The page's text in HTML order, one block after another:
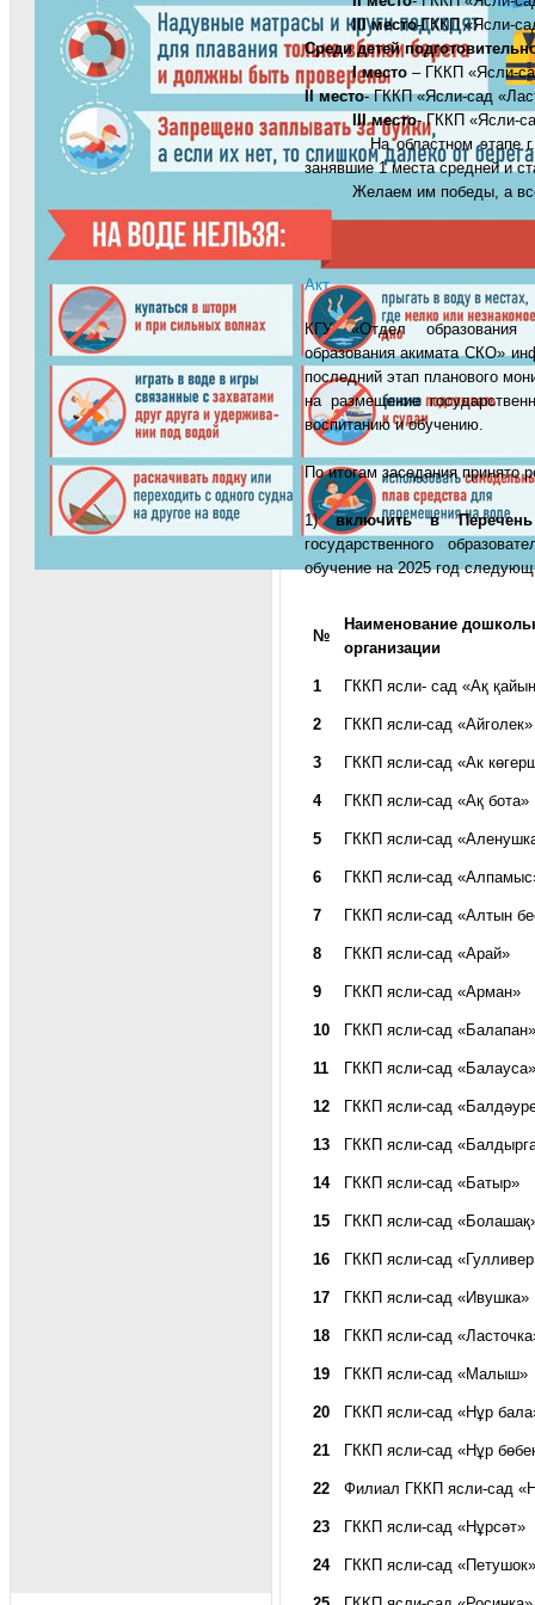
ІІІ место-ГККП «Ясли-
Среди детей
І место– ГККП «Ясли-
ІІ место- ГККП «Ясли-сад
ІІІ место- ГККП «Ясли-
На областном этапе
занявшие 1 места средней и
Желаем им победы, а всех
Акт
КГУ «Отдел образования
образования акимата СКО»
последний этап планового
на размещение
воспитанию и обучению.
По итогам заседания принято
1)включить в Перечень
государственного
обучение на 2025 год
№
Наименование
организации
1 ГККП ясли- сад «Ақ
2 ГККП ясли-сад «Айголек»
3 ГККП ясли-сад «Ак
4 ГККП ясли-сад «Ақ бота»
5 ГККП ясли-сад
6 ГККП ясли-сад
7 ГККП ясли-сад «Алтын
8 ГККП ясли-сад «Арай»
9 ГККП ясли-сад «Арман»
10 ГККП ясли-сад «Балапан»
11 ГККП ясли-сад «Балауса»
12 ГККП ясли-сад
13 ГККП ясли-сад
14 ГККП ясли-сад «Батыр»
15 ГККП ясли-сад
16 ГККП ясли-сад
17 ГККП ясли-сад «Ивушка»
18 ГККП ясли-сад
19 ГККП ясли-сад «Малыш»
20 ГККП ясли-сад «Нұр
21 ГККП ясли-сад «Нұр
22 Филиал ГККП ясли-сад
23 ГККП ясли-сад «Нұрсәт»
24 ГККП ясли-сад «Петушок»